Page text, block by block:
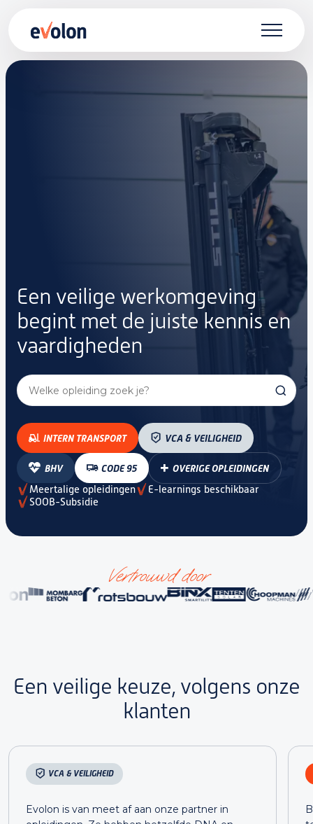
Een veilige werkomgeving
begint met de juiste kennis en
vaardigheden
INTERN TRANSPORT VCA & VEILIGHEID
BHV CODE 95 OVERIGE OPLEIDINGEN
Meertalige opleidingen
E-learnings beschikbaar
SOOB-Subsidie
Vertrouwd door
Een veilige keuze, volgens onze
klanten
VCA & VEILIGHEID
Evolon is van meet af aan onze partner in